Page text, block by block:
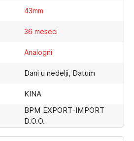
43mm
36 meseci
Analogni
Dani u nedelji, Datum
KINA
BPM EXPORT-IMPORT
D.O.O.